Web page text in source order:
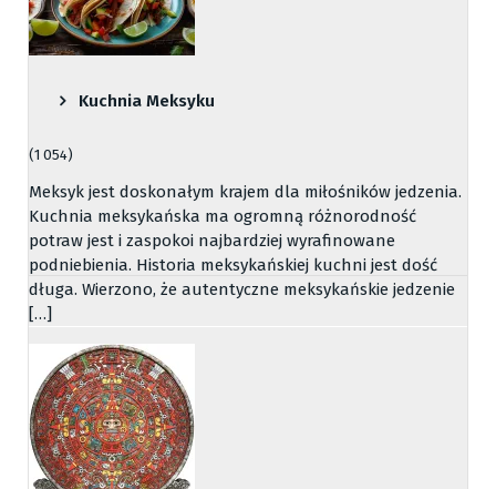
Kuchnia Meksyku
(1 054)
Meksyk jest doskonałym krajem dla miłośników jedzenia.
Kuchnia meksykańska ma ogromną różnorodność
potraw jest i zaspokoi najbardziej wyrafinowane
podniebienia. Historia meksykańskiej kuchni jest dość
długa. Wierzono, że autentyczne meksykańskie jedzenie
[…]